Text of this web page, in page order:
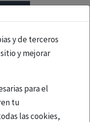
y de terceros
y mejorar
para el
tu
las cookies,